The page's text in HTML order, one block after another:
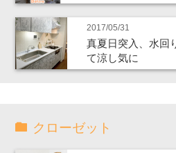
2017/05/31
真夏日突入、水回
て涼し気に
クローゼット